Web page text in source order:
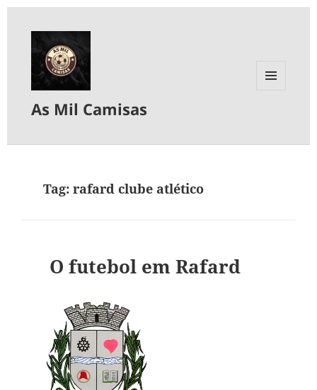
As Mil Camisas
Tag:rafard clube atlético
O futebol em Rafard